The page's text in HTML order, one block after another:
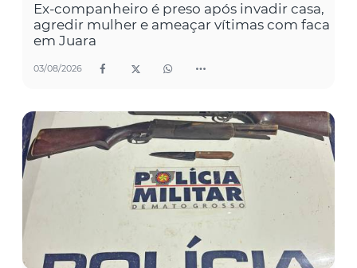
Ex-companheiro é preso após invadir casa,
agredir mulher e ameaçar vítimas com faca
em Juara
03/08/2026